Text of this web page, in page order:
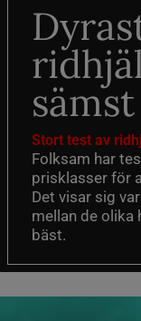
Stort test av
Folksam har
prisklasser för
Det visar sig
mellan de olika
bäst.